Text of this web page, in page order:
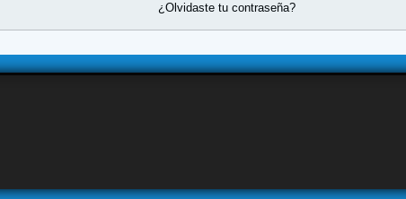
¿Olvidaste tu contraseña?